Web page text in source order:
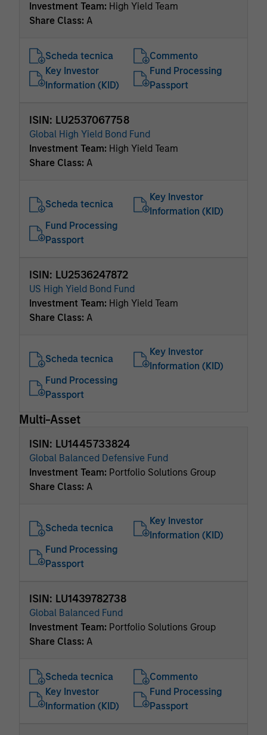
Investment Team: High Yield Team
Share Class: A
Scheda tecnica
Commento
Key Investor
Information (KID)
Fund Processing
Passport
ISIN: LU2537067758
Global High Yield Bond Fund
Investment Team: High Yield Team
Share Class: A
Scheda tecnica
Key Investor
Information (KID)
Fund Processing
Passport
ISIN: LU2536247872
US High Yield Bond Fund
Investment Team: High Yield Team
Share Class: A
Scheda tecnica
Key Investor
Information (KID)
Fund Processing
Passport
Multi-Asset
ISIN: LU1445733824
Global Balanced Defensive Fund
Investment Team: Portfolio Solutions Group
Share Class: A
Scheda tecnica
Key Investor
Information (KID)
Fund Processing
Passport
ISIN: LU1439782738
Global Balanced Fund
Investment Team: Portfolio Solutions Group
Share Class: A
Scheda tecnica
Commento
Key Investor
Information (KID)
Fund Processing
Passport